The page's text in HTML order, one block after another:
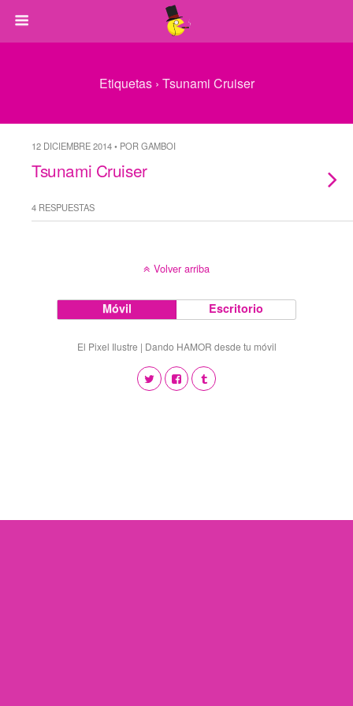
Etiquetas › Tsunami Cruiser
12 DICIEMBRE 2014 • POR GAMBOI
Tsunami Cruiser
4 RESPUESTAS
Volver arriba
Móvil Escritorio
El Pixel Ilustre | Dando HAMOR desde tu móvil